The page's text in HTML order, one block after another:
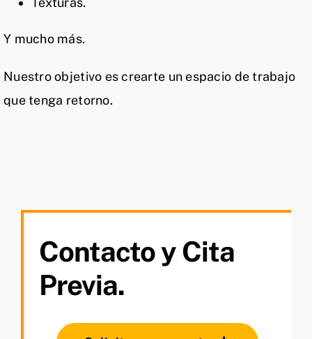
Y mucho más.
Nuestro objetivo es crearte un espacio de trabajo
que tenga retorno.
Contacto y Cita
Previa.